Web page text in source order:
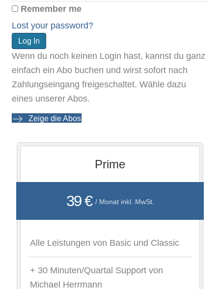
Remember me
Lost your password?
Wenn du noch keinen Login hast, kannst du ganz
einfach ein Abo buchen und wirst sofort nach
Zahlungseingang freigeschaltet. Wähle dazu
eines unserer Abos.
Zeige die Abos
Prime
39 € / Monat inkl. MwSt.
Alle Leistungen von Basic und Classic
+ 30 Minuten/Quartal Support von
Michael Herrmann